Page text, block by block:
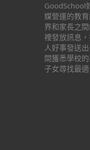
GoodSchool
媒營運的教
界和家長之
裡發放訊息
人好事發送
間獲悉學校
子女尋找最